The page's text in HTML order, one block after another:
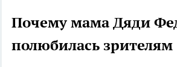
Почему мама Дяди
полюбилась зрителям